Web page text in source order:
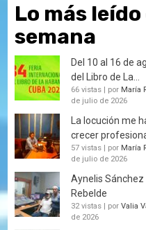
Lo más leído
semana
Del 10 al 16 de
del Libro de La...
66 vistas | por María
de julio de 2026
La locución me
crecer
57 vistas | por María
de julio de 2026
Aynelis Sánchez
Rebelde
32 vistas | por Valia
de 2026